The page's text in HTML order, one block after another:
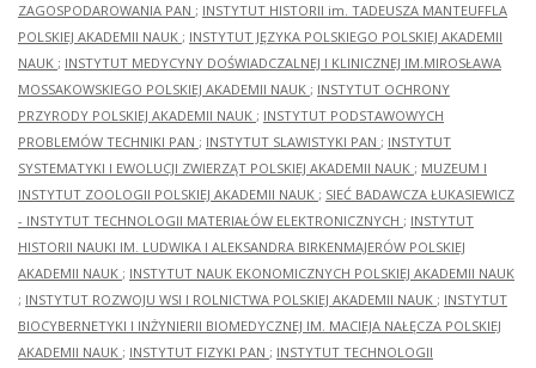
ZAGOSPODAROWANIA PAN ; INSTYTUT HISTORII im. TADEUSZA MANTEUFFLA
POLSKIEJ AKADEMII NAUK ; INSTYTUT JĘZYKA POLSKIEGO POLSKIEJ AKADEMII
NAUK ; INSTYTUT MEDYCYNY DOŚWIADCZALNEJ I KLINICZNEJ IM.MIROSŁAWA
MOSSAKOWSKIEGO POLSKIEJ AKADEMII NAUK ; INSTYTUT OCHRONY
PRZYRODY POLSKIEJ AKADEMII NAUK ; INSTYTUT PODSTAWOWYCH
PROBLEMÓW TECHNIKI PAN ; INSTYTUT SLAWISTYKI PAN ; INSTYTUT
SYSTEMATYKI I EWOLUCJI ZWIERZĄT POLSKIEJ AKADEMII NAUK ; MUZEUM I
INSTYTUT ZOOLOGII POLSKIEJ AKADEMII NAUK ; SIEĆ BADAWCZA ŁUKASIEWICZ
- INSTYTUT TECHNOLOGII MATERIAŁÓW ELEKTRONICZNYCH ; INSTYTUT
HISTORII NAUKI IM. LUDWIKA I ALEKSANDRA BIRKENMAJERÓW POLSKIEJ
AKADEMII NAUK ; INSTYTUT NAUK EKONOMICZNYCH POLSKIEJ AKADEMII NAUK
; INSTYTUT ROZWOJU WSI I ROLNICTWA POLSKIEJ AKADEMII NAUK ; INSTYTUT
BIOCYBERNETYKI I INŻYNIERII BIOMEDYCZNEJ IM. MACIEJA NAŁĘCZA POLSKIEJ
AKADEMII NAUK ; INSTYTUT FIZYKI PAN ; INSTYTUT TECHNOLOGII